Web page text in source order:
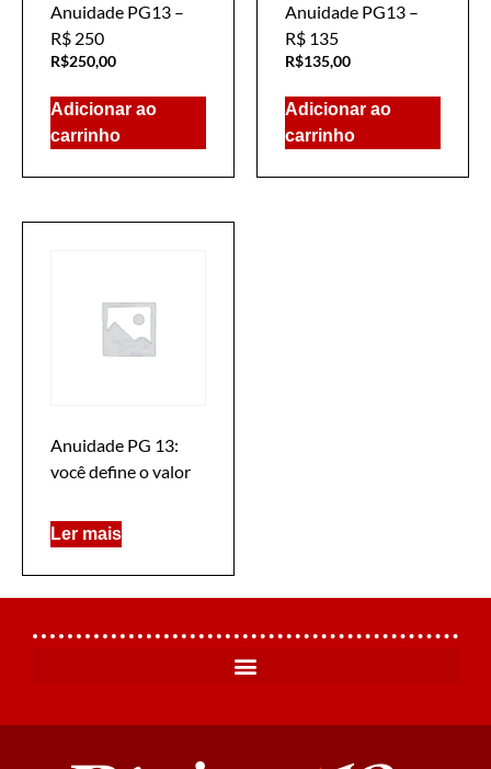
Anuidade PG13 –
R$ 250
R$250,00
Adicionar ao
carrinho
Anuidade PG13 –
R$ 135
R$135,00
Adicionar ao
carrinho
Anuidade PG 13:
você define o valor
Ler mais